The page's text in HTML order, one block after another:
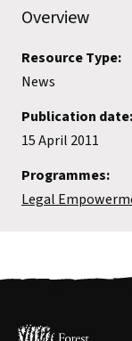
Overview
Resource Type:
News
Publication date:
15 April 2011
Programmes:
Legal